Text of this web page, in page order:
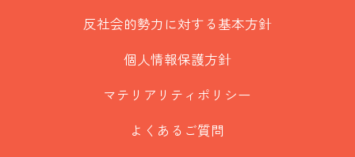
反社会的勢力に対する基本方針
個人情報保護方針
マテリアリティポリシー
よくあるご質問